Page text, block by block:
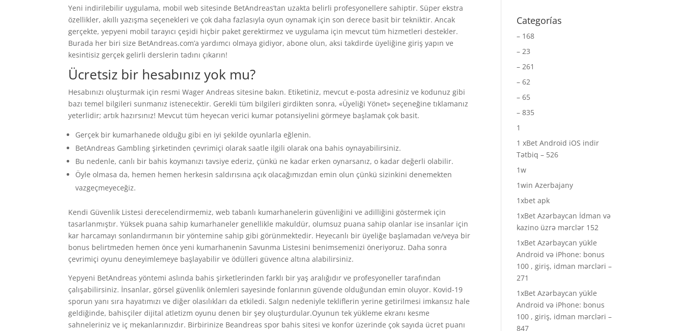
Yeni indirilebilir uygulama, mobil web sitesinde BetAndreas’tan uzakta belirli profesyonellere sahiptir. Süper ekstra
özellikler, akıllı yazışma seçenekleri ve çok daha fazlasıyla oyun oynamak için son derece basit bir tekniktir. Ancak
gerçekte, yepyeni mobil tarayıcı çeşidi hiçbir paket gerektirmez ve uygulama için mevcut tüm hizmetleri destekler.
Burada her biri size BetAndreas.com’a yardımcı olmaya gidiyor, abone olun, aksi takdirde üyeliğine giriş yapın ve
kesintisiz gerçek gelirli derslerin tadını çıkarın!
Ücretsiz bir hesabınız yok mu?
Hesabınızı oluşturmak için resmi Wager Andreas sitesine bakın. Etiketiniz, mevcut e-posta adresiniz ve kodunuz gibi
bazı temel bilgileri sunmanız istenecektir. Gerekli tüm bilgileri girdikten sonra, «Üyeliği Yönet» seçeneğine tıklamanız
yeterlidir; artık hazırsınız! Mevcut tüm heyecan verici kumar potansiyelini görmeye başlamak çok basit.
Gerçek bir kumarhanede olduğu gibi en iyi şekilde oyunlarla eğlenin.
BetAndreas Gambling şirketinden çevrimiçi olarak saatle ilgili olarak ona bahis oynayabilirsiniz.
Bu nedenle, canlı bir bahis koymanızı tavsiye ederiz, çünkü ne kadar erken oynarsanız, o kadar değerli olabilir.
Öyle olmasa da, hemen hemen herkesin saldırısına açık olacağımızdan emin olun çünkü sizinkini denemekten
vazgeçmeyeceğiz.
Kendi Güvenlik Listesi derecelendirmemiz, web tabanlı kumarhanelerin güvenliğini ve adilliğini göstermek için
tasarlanmıştır. Yüksek puana sahip kumarhaneler genellikle makuldür, olumsuz puana sahip olanlar ise insanlar için
kar harcamayı sonlandırmanın bir yöntemine sahip gibi görünmektedir. Heyecanlı bir üyeliğe başlamadan ve/veya bir
bonus belirtmeden hemen önce yeni kumarhanenin Savunma Listesini benimsemenizi öneriyoruz. Daha sonra
çevrimiçi oyunu deneyimlemeye başlayabilir ve ödülleri güvence altına alabilirsiniz.
Yepyeni BetAndreas yöntemi aslında bahis şirketlerinden farklı bir yaş aralığıdır ve profesyoneller tarafından
çalışabilirsiniz. İnsanlar, görsel güvenlik önlemleri sayesinde fonlarının güvende olduğundan emin oluyor. Kovid-19
sporun yanı sıra hayatımızı ve diğer olasılıkları da etkiledi. Salgın nedeniyle tekliflerin yerine getirilmesi imkansız hale
geldiğinde, bahisçiler dijital atletizm oyunu denen bir şey oluşturdular.Oyunun tek yükleme ekranı kesme
sahneleriniz ve iç mekanlarınızdır. Birbirinize Beandreas spor bahis sitesi ve konfor üzerinde çok sayıda ücret puanı
Categorías
– 168
– 23
– 261
– 62
– 65
– 835
1
1 xBet Android iOS indir
Tətbiq – 526
1w
1win Azerbajany
1xbet apk
1xBet Azərbaycan İdman və
kazino üzrə mərclər 152
1xBet Azərbaycan yükle
Android və iPhone: bonus
100 , giriş, idman mərcləri –
271
1xBet Azərbaycan yükle
Android və iPhone: bonus
100 , giriş, idman mərcləri –
847